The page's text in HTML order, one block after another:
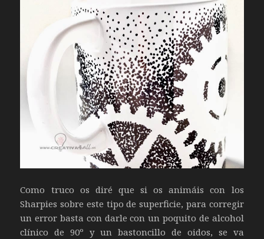
Como truco os diré que si os animáis con los
Sharpies sobre este tipo de superficie, para corregir
un error basta con darle con un poquito de alcohol
clínico de 90º y un bastoncillo de oidos, se va